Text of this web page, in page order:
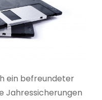
ein befreundeter
Jahressicherungen